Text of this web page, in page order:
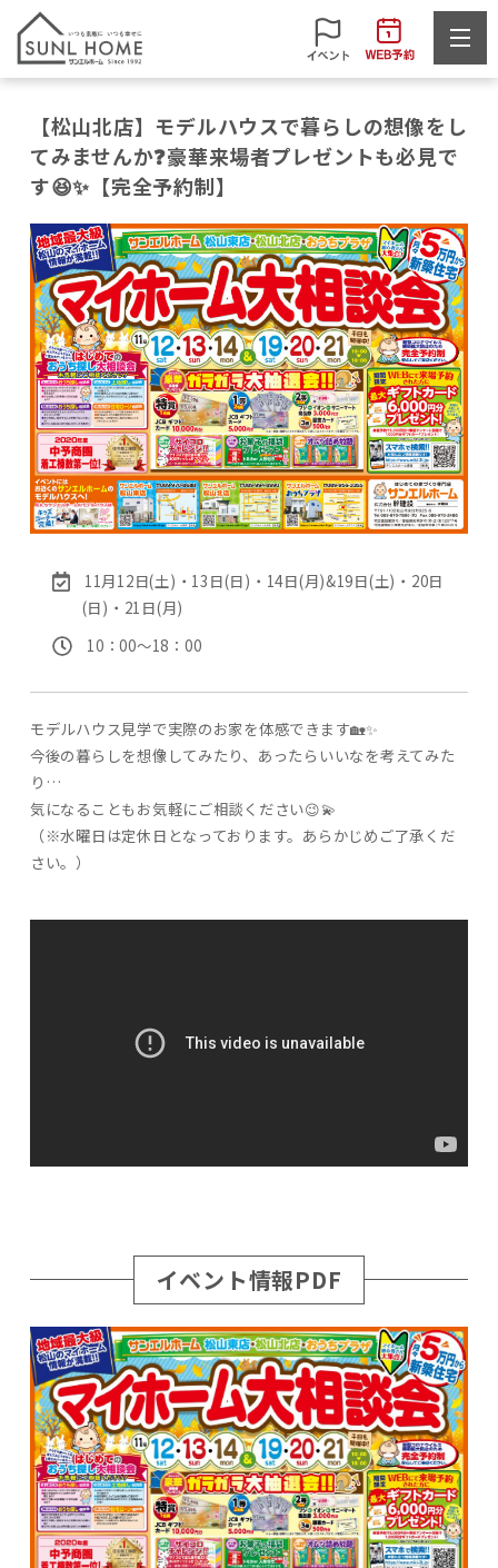
【松山北店】モデルハウスで暮らしの想像をし
てみませんか❓豪華来場者プレゼントも必見で
す😆✨【完全予約制】
11月12日(土)・13日(日)・14日(月)&19日(土)・20日
(日)・21日(月)
10：00〜18：00
モデルハウス見学で実際のお家を体感できます🏡✨
今後の暮らしを想像してみたり、あったらいいなを考えてみた
り…
気になることもお気軽にご相談ください😉💫
（※水曜日は定休日となっております。あらかじめご了承くだ
さい。）
イベント情報PDF